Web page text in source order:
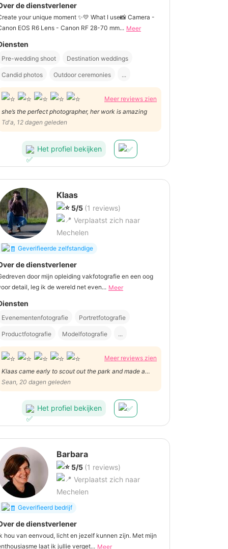
de dienstverlener
your unique moment ✨💛 What I use📸 Camera -
EOS R6 Lens - Canon RF 28-70 mm... Meer
Pre-wedding shoot Destination weddings
Candid photos Outdoor ceremonies ...
Meer reviews zien
she’s the perfect photographer, her work is amazing
Td'a, 12 dagen geleden
Het profiel bekijken
Klaas
5/5 (1 reviews)
Verplaatst zich naar
Mechelen
Geverifieerde zelfstandige
de dienstverlener
door mijn opleiding vakfotografie en een oog
detail, leg ik de wereld net even... Meer
Evenementenfotografie Portretfotografie
Productfotografie Modelfotografie ...
Meer reviews zien
Klaas came early to scout out the park and made a
plan. We followed his plan but he caught great candid
moments and was eager for our ideas. He has a great
sense of light and angles. We are already looking
forward to working with him again in August!
Sean, 20 dagen geleden
Het profiel bekijken
Barbara
5/5 (1 reviews)
Verplaatst zich naar
Mechelen
Geverifieerd bedrijf
de dienstverlener
hou van eenvoud, licht en jezelf kunnen zijn. Met mijn
laat ik jullie verget... Meer